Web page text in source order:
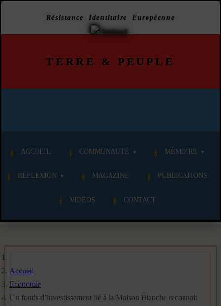
Résistance Identitaire Européenne
TERRE & PEUPLE
ACCUEIL COMMUNAUTÉ MÉMOIRE
RÉFLEXION MAGAZINE PUBLICATIONS
VIDÉOS CONTACT
Accueil
Economie
Un fonds d’investissement lié à la Maison Blanche reconnait